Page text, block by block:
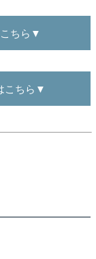
ちら▼
こちら▼